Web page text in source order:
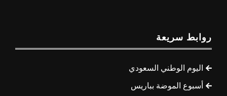
روابط سريعة
اليوم الوطني السعودي
أسبوع الموضة بباريس